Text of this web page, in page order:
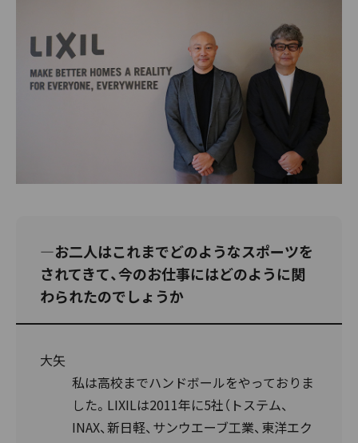
―お二人はこれまでどのようなスポーツを
されてきて、今のお仕事にはどのように関
わられたのでしょうか
大矢
私は高校までハンドボールをやっておりま
した。LIXILは2011年に5社（トステム、
INAX、新日軽、サンウエーブ工業、東洋エク